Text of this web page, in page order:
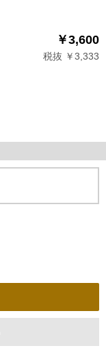
￥3,600
税抜 ￥3,333